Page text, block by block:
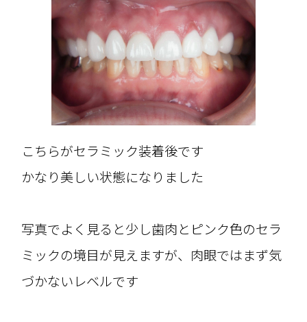
こちらがセラミック装着後です
かなり美しい状態になりました
写真でよく見ると少し歯肉とピンク色のセラ
ミックの境目が見えますが、肉眼ではまず気
づかないレベルです